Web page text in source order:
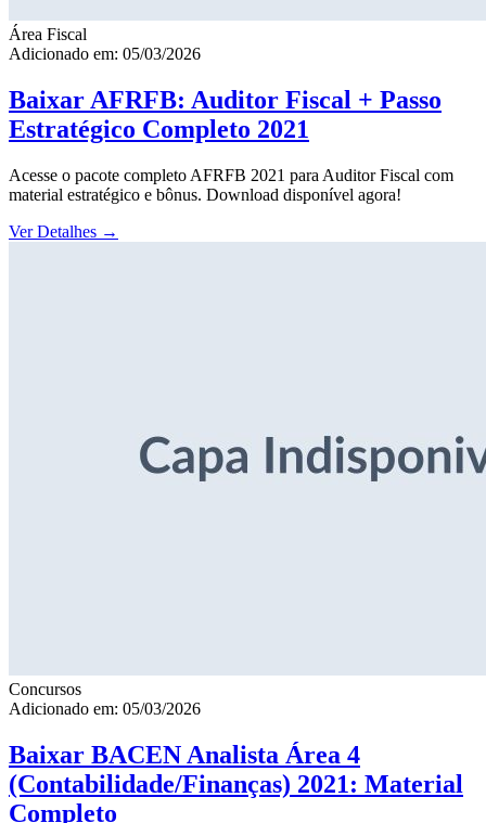
Área Fiscal
Adicionado em: 05/03/2026
Baixar AFRFB: Auditor Fiscal + Passo
Estratégico Completo 2021
Acesse o pacote completo AFRFB 2021 para Auditor Fiscal com
material estratégico e bônus. Download disponível agora!
Ver Detalhes →
Concursos
Adicionado em: 05/03/2026
Baixar BACEN Analista Área 4
(Contabilidade/Finanças) 2021: Material
Completo